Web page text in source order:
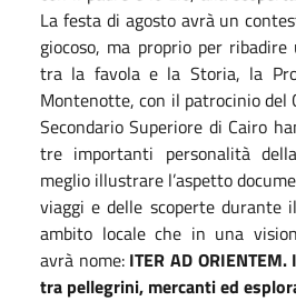
La festa di agosto avrà un
giocoso, ma proprio per
tra la favola e la Storia, la
Montenotte, con il patrocinio del
Secondario Superiore di Cairo
tre importanti personalità
meglio illustrare l’aspetto
viaggi e delle scoperte durante
ambito locale che in una
avrà nome: ITER AD
tra pellegrini, mercanti ed